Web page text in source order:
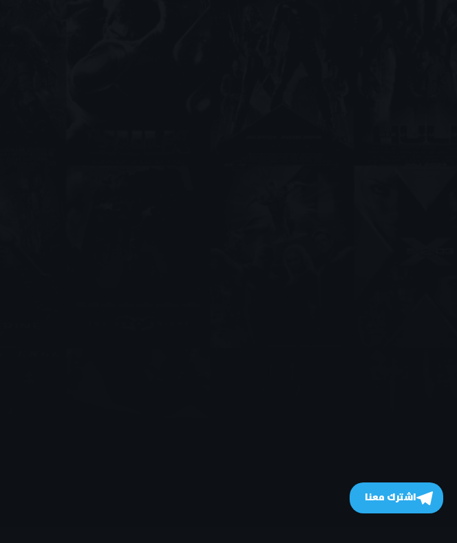
اشترك معنا